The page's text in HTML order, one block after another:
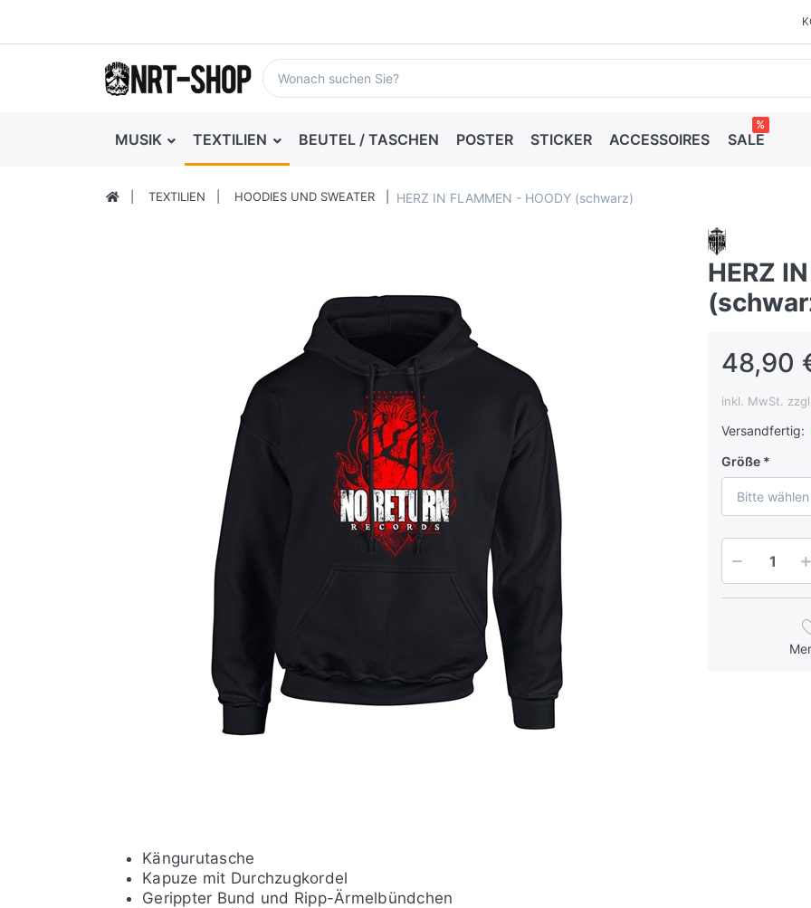
MUSIK TEXTILIEN BEUTEL / TASCHEN POSTER STICKER ACCESSOIRES SALE
%
TEXTILIEN HOODIES UND SWEATER HERZ IN FLAMMEN - HOODY (schwarz)
HERZ
48,90
inkl. MwSt. zzgl.
Versandfertig:
Größe
Bitte wählen
Kängurutasche
Kapuze mit Durchzugkordel
Gerippter Bund und Ripp-Ärmelbündchen